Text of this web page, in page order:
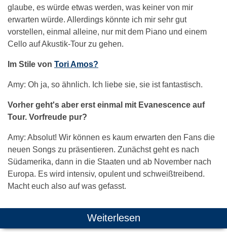
glaube, es würde etwas werden, was keiner von mir
erwarten würde. Allerdings könnte ich mir sehr gut
vorstellen, einmal alleine, nur mit dem Piano und einem
Cello auf Akustik-Tour zu gehen.
Im Stile von Tori Amos?
Amy: Oh ja, so ähnlich. Ich liebe sie, sie ist fantastisch.
Vorher geht's aber erst einmal mit Evanescence auf
Tour. Vorfreude pur?
Amy: Absolut! Wir können es kaum erwarten den Fans die
neuen Songs zu präsentieren. Zunächst geht es nach
Südamerika, dann in die Staaten und ab November nach
Europa. Es wird intensiv, opulent und schweißtreibend.
Macht euch also auf was gefasst.
Weiterlesen